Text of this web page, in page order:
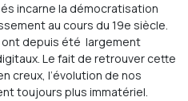
incarne la démocratisation
au cours du 19e siècle.
depuis été largement
Le fait de retrouver cette
creux, l’évolution de nos
toujours plus immatériel.